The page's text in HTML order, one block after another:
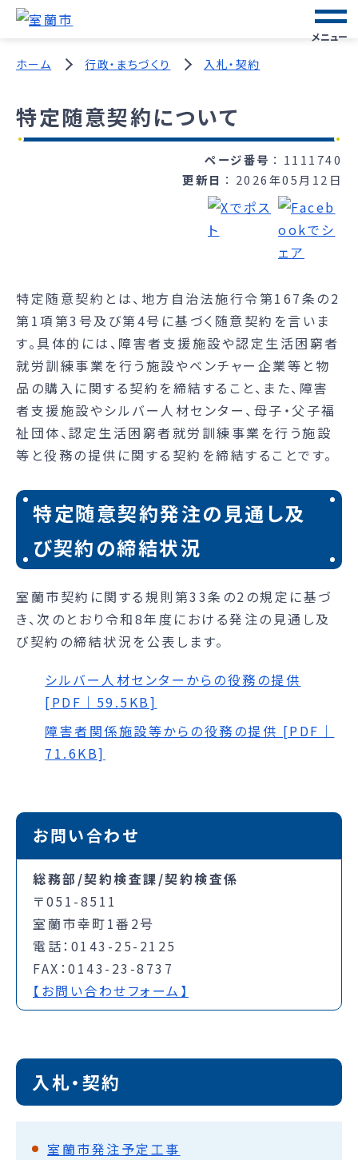
メニュー
ホーム 行政・まちづくり 入札・契約
特定随意契約について
ページ番号
1111740
更新日
2026年05月12日
特定随意契約とは、地方自治法施行令第167条の2
第1項第3号及び第4号に基づく随意契約を言いま
す。具体的には、障害者支援施設や認定生活困窮者
就労訓練事業を行う施設やベンチャー企業等と物
品の購入に関する契約を締結すること、また、障害
者支援施設やシルバー人材センター、母子・父子福
祉団体、認定生活困窮者就労訓練事業を行う施設
等と役務の提供に関する契約を締結することです。
特定随意契約発注の見通し及
び契約の締結状況
室蘭市契約に関する規則第33条の2の規定に基づ
き、次のとおり令和8年度における発注の見通し及
び契約の締結状況を公表します。
シルバー人材センターからの役務の提供
[PDF｜59.5KB]
障害者関係施設等からの役務の提供 [PDF｜
71.6KB]
お問い合わせ
総務部/契約検査課/契約検査係
〒051-8511
室蘭市幸町1番2号
電話：0143-25-2125
FAX：0143-23-8737
【お問い合わせフォーム】
入札・契約
室蘭市発注予定工事